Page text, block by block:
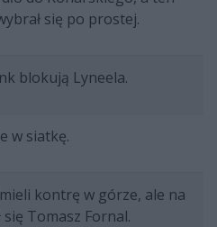
się po prostej.
blokują Lyneela.
w siatkę.
kontrę w górze, ale na
się Tomasz Fornal.